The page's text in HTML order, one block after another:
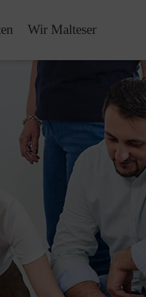
Wir Malteser